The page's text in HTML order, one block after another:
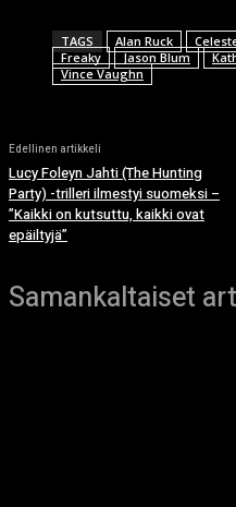
TAGS Alan Ruck
Freaky
Jason Blum
Vince Vaughn
Edellinen artikkeli
Lucy Foleyn Jahti (The Hunting
Party) -trilleri ilmestyi suomeksi –
”Kaikki on kutsuttu, kaikki ovat
epäiltyjä”
Samankaltaiset